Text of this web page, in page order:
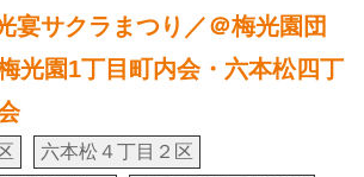
宴サクラまつり／＠梅光園団
光園1丁目町内会・六本松四丁
六本松４丁目２区